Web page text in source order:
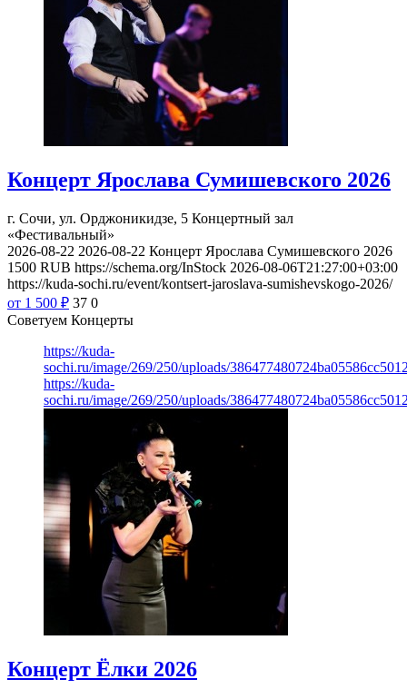
Концерт Ярослава Сумишевского 2026
г. Сочи, ул. Орджоникидзе, 5 Концертный зал
«Фестивальный»
2026-08-22 2026-08-22 Концерт Ярослава Сумишевского 2026
1500 RUB https://schema.org/InStock 2026-08-06T21:27:00+03:00
https://kuda-sochi.ru/event/kontsert-jaroslava-sumishevskogo-2026/
от 1 500 ₽ 37 0
Советуем Концерты
https://kuda-
sochi.ru/image/269/250/uploads/
https://kuda-
sochi.ru/image/269/250/uploads/
Концерт Ёлки 2026